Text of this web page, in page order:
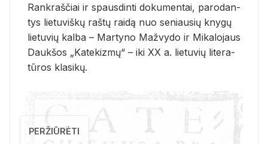
Rank­raš­čiai ir spaus­din­ti do­ku­men­tai, pa­ro­dan­
tys lie­tu­viš­kų raš­tų rai­dą nuo se­niau­sių kny­gų
lie­tu­vių kal­ba – Mar­ty­no Ma­žvy­do ir Mi­ka­lo­jaus
Dauk­šos „Ka­te­kiz­mų“ – iki XX a. lie­tu­vių li­te­ra­
tū­ros kla­si­kų.
PERŽIŪRĖTI